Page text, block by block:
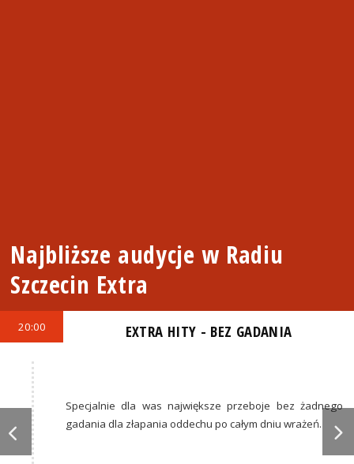
Najbliższe audycje w Radiu
Szczecin Extra
20:00 EXTRA HITY - BEZ GADANIA
Specjalnie dla was największe przeboje bez żadnego
gadania dla złapania oddechu po całym dniu wrażeń.